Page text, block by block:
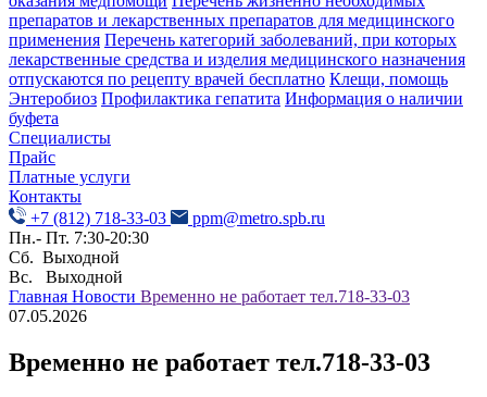
препаратов и лекарственных препаратов для медицинского
применения Перечень категорий заболеваний, при которых
лекарственные средства и изделия медицинского назначения
отпускаются по рецепту врачей бесплатно Клещи, помощь
Энтеробиоз Профилактика гепатита Информация о наличии
буфета
Специалисты
Прайс
Платные услуги
Контакты
+7 (812) 718-33-03
ppm@metro.spb.ru
Пн.- Пт. 7:30-20:30
Сб. Выходной
Вс. Выходной
Главная Новости Временно не работает тел.718-33-03
07.05.2026
Временно не работает тел.718-33-03